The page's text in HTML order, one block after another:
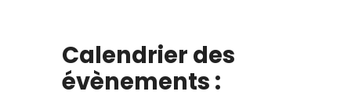
Calendrier des
évènements :